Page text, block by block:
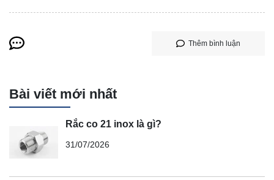
Thêm bình luận
Bài viết mới nhất
Rắc co 21 inox là gì?
31/07/2026